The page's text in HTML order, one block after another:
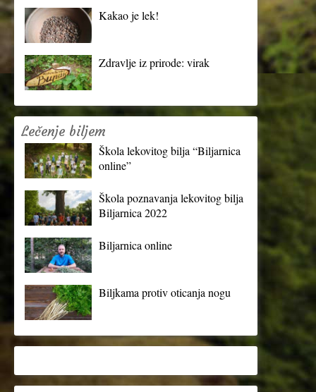
Kakao je lek!
Zdravlje iz prirode: virak
Lečenje biljem
Škola lekovitog bilja “Biljarnica
online”
Škola poznavanja lekovitog bilja
Biljarnica 2022
Biljarnica online
Biljkama protiv oticanja nogu